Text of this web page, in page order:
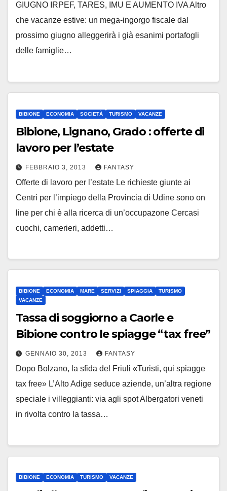
GIUGNO IRPEF, TARES, IMU E AUMENTO IVA Altro
che vacanze estive: un mega-ingorgo fiscale dal
prossimo giugno alleggerirà i già esanimi portafogli
delle famiglie…
BIBIONE ECONOMIA SOCIETÀ TURISMO VACANZE
Bibione, Lignano, Grado : offerte di
lavoro per l’estate
FEBBRAIO 3, 2013 FANTASY
Offerte di lavoro per l’estate Le richieste giunte ai
Centri per l’impiego della Provincia di Udine sono on
line per chi è alla ricerca di un’occupazone Cercasi
cuochi, camerieri, addetti…
BIBIONE ECONOMIA MARE SERVIZI SPIAGGIA
TURISMO
VACANZE
Tassa di soggiorno a Caorle e
Bibione contro le spiagge “tax free”
GENNAIO 30, 2013 FANTASY
Dopo Bolzano, la sfida del Friuli «Turisti, qui spiagge
tax free» L’Alto Adige seduce aziende, un’altra regione
speciale i villeggianti: via agli spot Albergatori veneti
in rivolta contro la tassa…
BIBIONE ECONOMIA TURISMO VACANZE